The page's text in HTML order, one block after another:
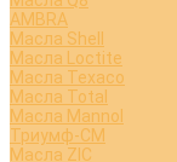
AMBRA
Масла Shell
Масла Loctite
Масла Texaco
Масла Total
Масла Mannol
Триумф-СМ
Масла ZIC